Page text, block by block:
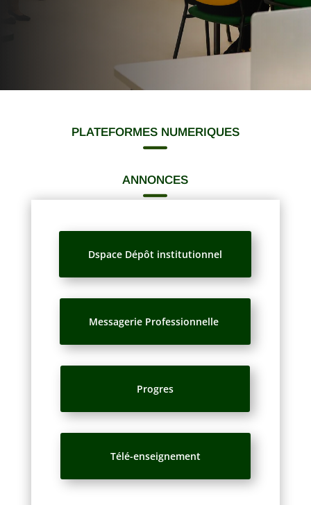
PLATEFORMES NUMERIQUES

ANNONCES

Dspace Dépôt institutionnel
Messagerie Professionnelle
Progres
Télé-enseignement